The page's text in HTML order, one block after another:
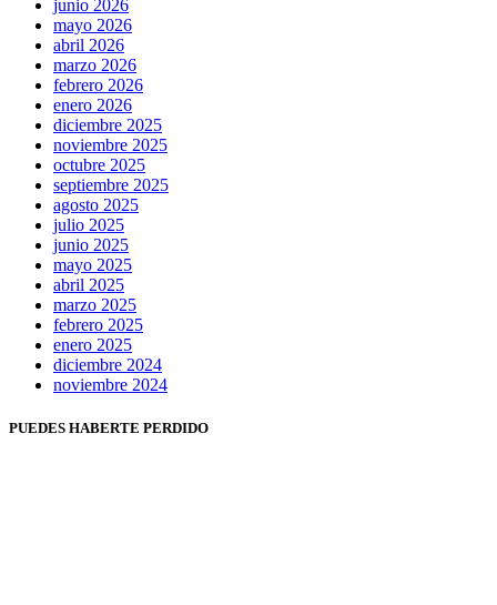
junio 2026
mayo 2026
abril 2026
marzo 2026
febrero 2026
enero 2026
diciembre 2025
noviembre 2025
octubre 2025
septiembre 2025
agosto 2025
julio 2025
junio 2025
mayo 2025
abril 2025
marzo 2025
febrero 2025
enero 2025
diciembre 2024
noviembre 2024
PUEDES HABERTE PERDIDO